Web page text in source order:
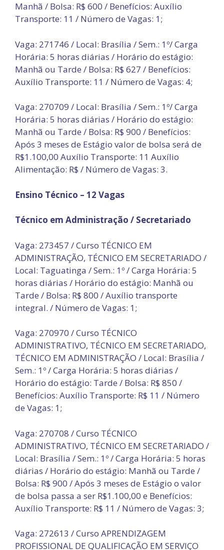
Manhã / Bolsa: R$ 600 / Benefícios: Auxílio
Transporte: 11 / Número de Vagas: 1;
Vaga: 271746 / Local: Brasília / Sem.: 1º/ Carga
Horária: 5 horas diárias / Horário do estágio:
Manhã ou Tarde / Bolsa: R$ 627 / Benefícios:
Auxílio Transporte: 11 / Número de Vagas: 4;
Vaga: 270709 / Local: Brasília / Sem.: 1º/ Carga
Horária: 5 horas diárias / Horário do estágio:
Manhã ou Tarde / Bolsa: R$ 900 / Benefícios:
Após 3 meses de Estágio valor de bolsa será de
R$1.100,00 Auxílio Transporte: 11 Auxílio
Alimentação: R$ / Número de Vagas: 3.
Ensino Técnico – 12 Vagas
Técnico em Administração / Secretariado
Vaga: 273457 / Curso TÉCNICO EM
ADMINISTRAÇÃO, TÉCNICO EM SECRETARIADO /
Local: Taguatinga / Sem.: 1º / Carga Horária: 5
horas diárias / Horário do estágio: Manhã ou
Tarde / Bolsa: R$ 800 / Auxílio transporte
integral. / Número de Vagas: 1;
Vaga: 270970 / Curso TÉCNICO
ADMINISTRATIVO, TÉCNICO EM SECRETARIADO,
TÉCNICO EM ADMINISTRAÇÃO / Local: Brasília /
Sem.: 1º / Carga Horária: 5 horas diárias /
Horário do estágio: Tarde / Bolsa: R$ 850 /
Benefícios: Auxílio Transporte: R$ 11 / Número
de Vagas: 1;
Vaga: 270708 / Curso TÉCNICO
ADMINISTRATIVO, TÉCNICO EM SECRETARIADO /
Local: Brasília / Sem.: 1º / Carga Horária: 5 horas
diárias / Horário do estágio: Manhã ou Tarde /
Bolsa: R$ 900 / Após 3 meses de Estágio o valor
de bolsa passa a ser R$1.100,00 e Benefícios:
Auxílio Transporte: R$ 11 / Número de Vagas: 3;
Vaga: 272613 / Curso APRENDIZAGEM
PROFISSIONAL DE QUALIFICAÇÃO EM SERVIÇO